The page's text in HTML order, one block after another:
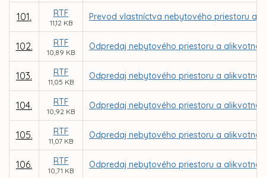
101. RTF
11,12 KB
Prevod vlastníctva nebytového priestoru a
102. RTF
10,89 KB
Odpredaj nebytového priestoru a alikvotnej
103. RTF
11,05 KB
Odpredaj nebytového priestoru a alikvotnej
104. RTF
10,92 KB
Odpredaj nebytového priestoru a alikvotnej
105. RTF
11,07 KB
Odpredaj nebytového priestoru a alikvotnej
106. RTF
10,71 KB
Odpredaj nebytového priestoru a alikvotnej